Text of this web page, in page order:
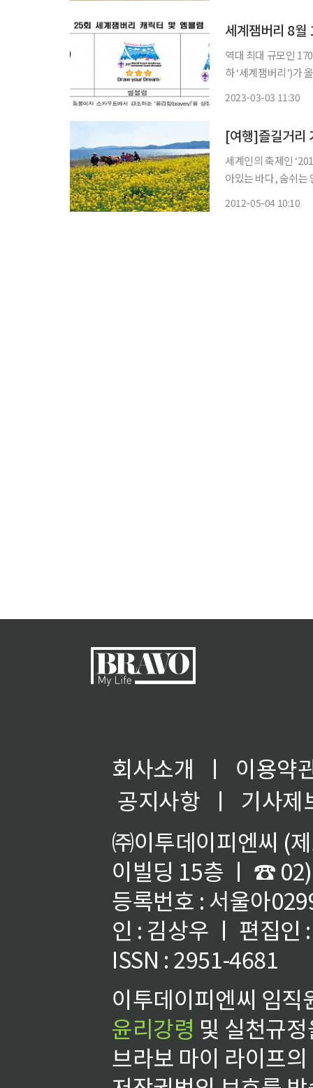
세계잼버리 8
역대 최대 규모인
하 ‘세계잼버리’)가
2023-03-03 11:30
[여행]즐길거리
세계인의 축제인
아있는 바다, 숨쉬는
2012-05-04 10:10
회사소개 ㅣ
이용약
공지사항
ㅣ
기사제
㈜이투데이피엔씨 (
이빌딩 15층 ㅣ ☎
등록번호 : 서울아
인 : 김상우 ㅣ 편집인
ISSN : 2951-4681
이투데이피엔씨 임
윤리강령 및 실천규
브라보 마이 라이프